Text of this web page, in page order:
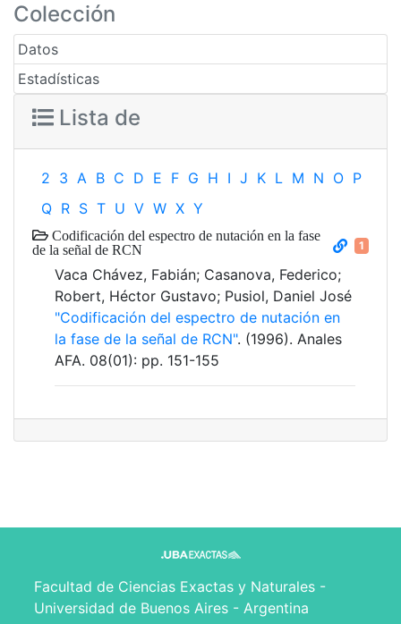
Colección
Datos
Estadísticas
Lista de
2 3 A B C D E F G H I J K L M N O P
Q R S T U V W X Y
Codificación del espectro de nutación en la fase
de la señal de RCN
1
Vaca Chávez, Fabián; Casanova, Federico;
Robert, Héctor Gustavo; Pusiol, Daniel José
"Codificación del espectro de nutación en
la fase de la señal de RCN". (1996). Anales
AFA. 08(01): pp. 151-155
Facultad de Ciencias Exactas y Naturales -
Universidad de Buenos Aires - Argentina